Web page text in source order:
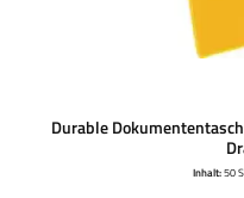
Durable
Inhalt:50